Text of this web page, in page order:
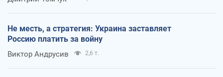
Не месть, а стратегия: Украина заставляет
Россию платить за войну
Виктор Андрусив 2,6 т.